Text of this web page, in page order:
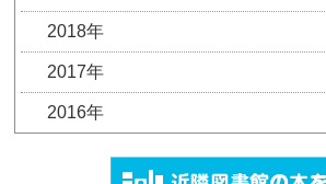
2018年
2017年
2016年